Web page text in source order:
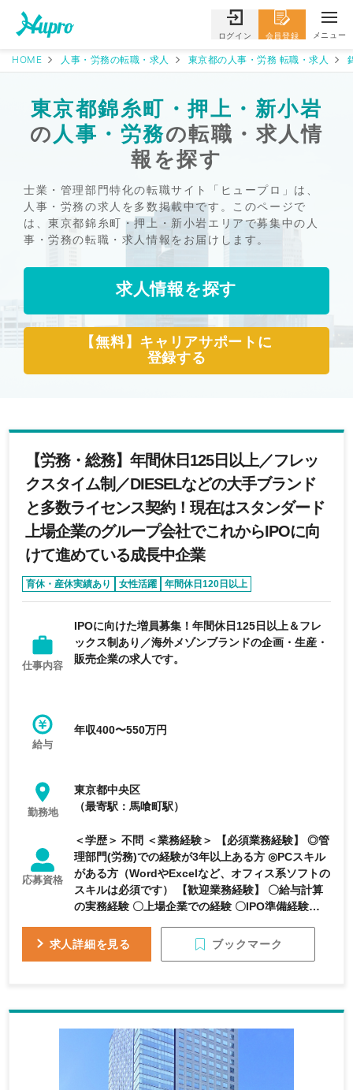
ログイン 会員登録 メニュー
HOME 人事・労務の転職・求人 東京都の人事・労務 転職・求人
東京都錦糸町・押上・新小岩
の 人事・労務の転職・求人情
報を探す
士業・管理部門特化の転職サイト「ヒュープロ」は、
人事・労務の求人を多数掲載中です。このページで
は、東京都錦糸町・押上・新小岩エリアで募集中の人
事・労務の転職・求人情報をお届けします。
求人情報を探す
【無料】キャリアサポートに
登録する
【労務・総務】年間休日125日以上／フレッ
クスタイム制／DIESELなどの大手ブランド
と多数ライセンス契約！現在はスタンダード
上場企業のグループ会社でこれからIPOに向
けて進めている成長中企業
育休・産休実績あり 女性活躍
年間休日120日以上
ベンチャー企業
完全週休2日制
仕事内容
IPOに向けた増員募集！年間休日125日以上＆フレ
ックス制あり／海外メゾンブランドの企画・生産・
販売企業の求人です。
給与
年収400〜550万円
勤務地
東京都中央区
（最寄駅：馬喰町駅）
応募資格
＜学歴＞ 不問 ＜業務経験＞ 【必須業務経験】 ◎管
理部門(労務)での経験が3年以上ある方 ◎PCスキル
がある方（WordやExcelなど、オフィス系ソフトの
スキルは必須です） 【歓迎業務経験】 〇給与計算
の実務経験 〇上場企業での経験 〇IPO準備経験者
管理部として ・当事者意識を持って、自ら考え行
められるコミュニケーション力
求人詳細を見る ブックマーク